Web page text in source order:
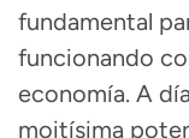
fundamental
funcionando
economía. A
moitísima